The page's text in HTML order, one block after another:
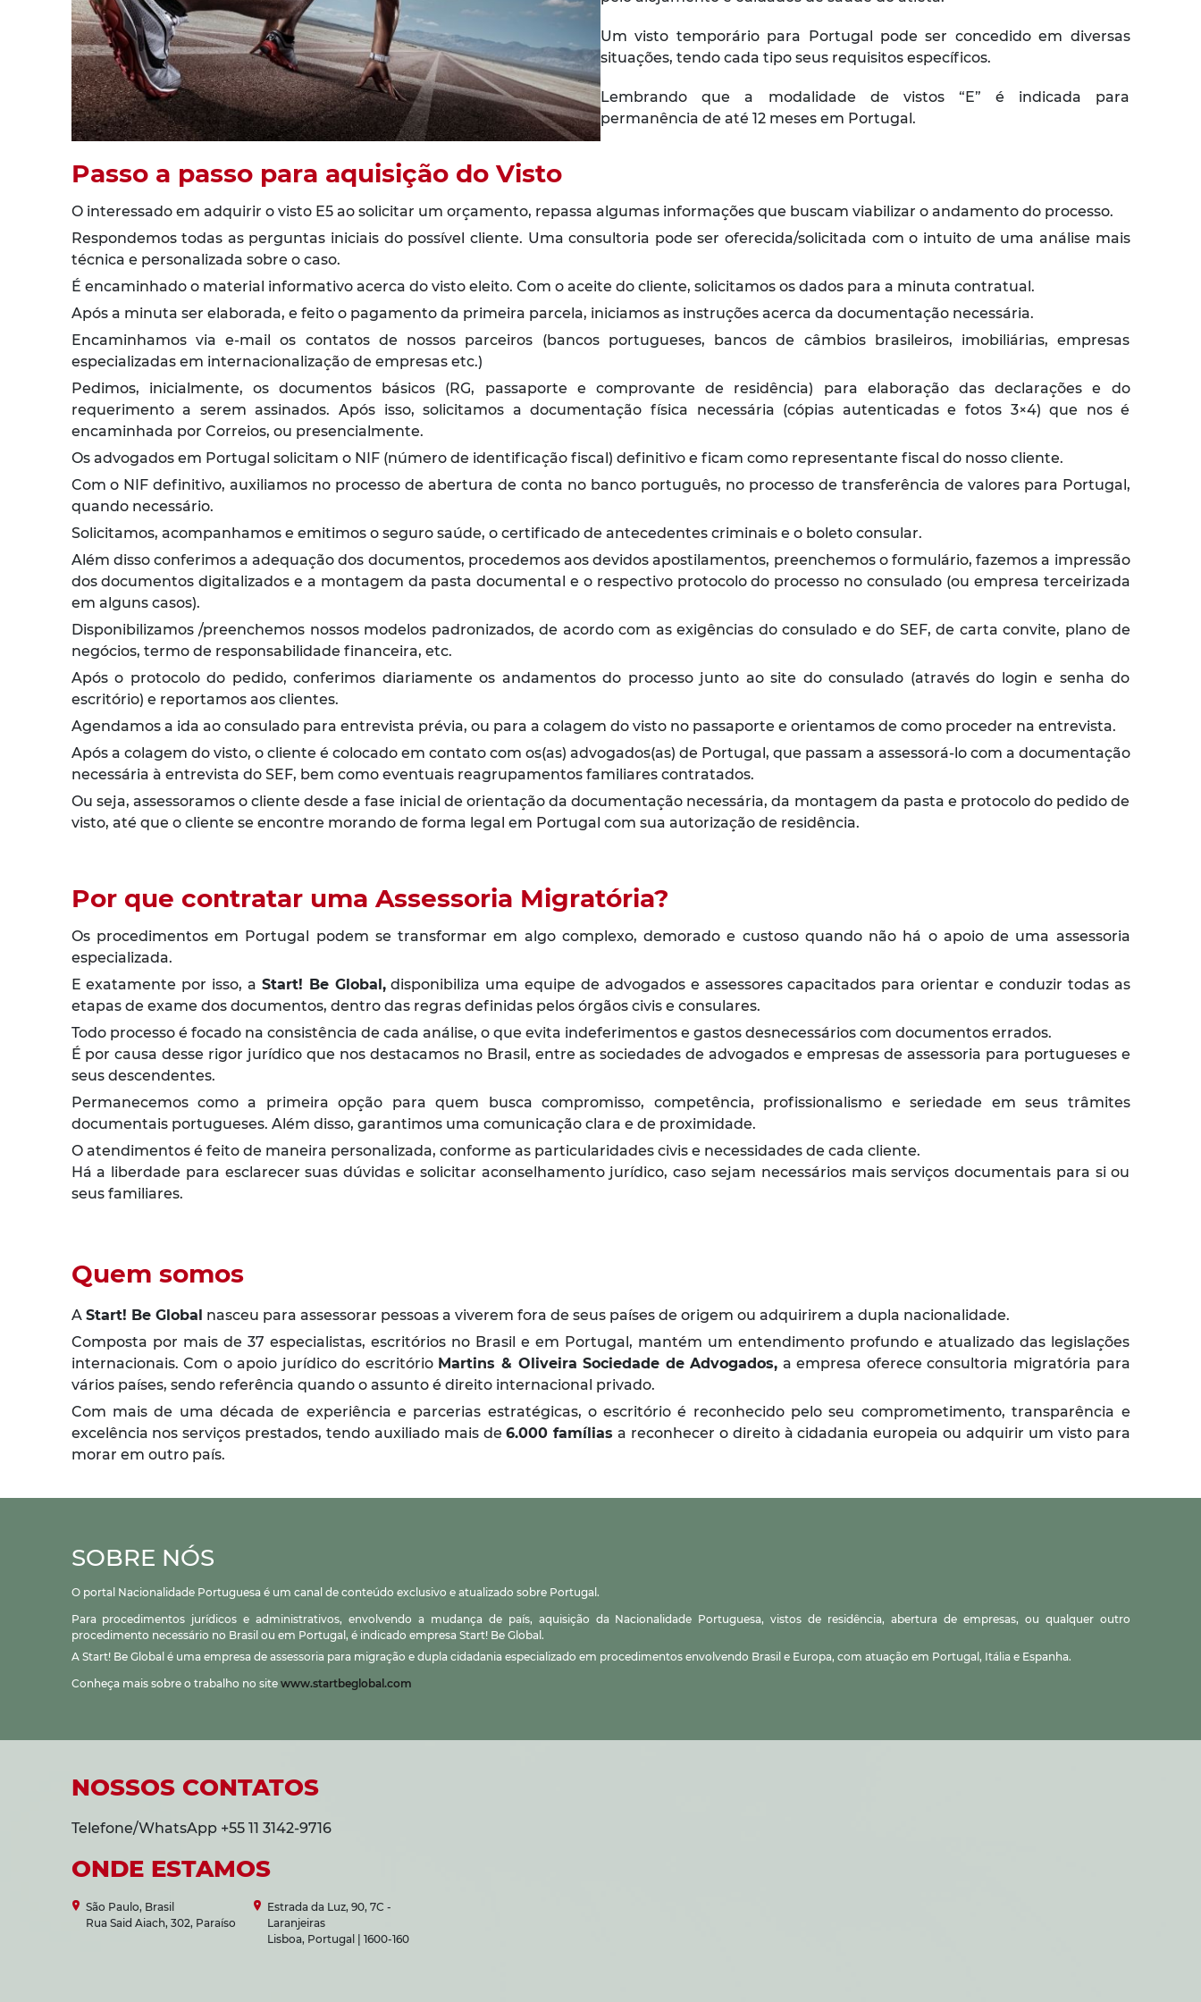
Um visto temporário para Portugal pode ser concedido em diversas
situações, tendo cada tipo seus requisitos específicos.
Lembrando que a modalidade de vistos “E” é indicada para
permanência de até 12 meses em Portugal.
Passo a passo para aquisição do Visto
O interessado em adquirir o visto E5 ao solicitar um orçamento, repassa algumas informações que buscam viabilizar o andamento do processo.
Respondemos todas as perguntas iniciais do possível cliente. Uma consultoria pode ser oferecida/solicitada com o intuito de uma análise mais
técnica e personalizada sobre o caso.
É encaminhado o material informativo acerca do visto eleito. Com o aceite do cliente, solicitamos os dados para a minuta contratual.
Após a minuta ser elaborada, e feito o pagamento da primeira parcela, iniciamos as instruções acerca da documentação necessária.
Encaminhamos via e-mail os contatos de nossos parceiros (bancos portugueses, bancos de câmbios brasileiros, imobiliárias, empresas
especializadas em internacionalização de empresas etc.)
Pedimos, inicialmente, os documentos básicos (RG, passaporte e comprovante de residência) para elaboração das declarações e do
requerimento a serem assinados. Após isso, solicitamos a documentação física necessária (cópias autenticadas e fotos 3×4) que nos é
encaminhada por Correios, ou presencialmente.
Os advogados em Portugal solicitam o NIF (número de identificação fiscal) definitivo e ficam como representante fiscal do nosso cliente.
Com o NIF definitivo, auxiliamos no processo de abertura de conta no banco português, no processo de transferência de valores para Portugal,
quando necessário.
Solicitamos, acompanhamos e emitimos o seguro saúde, o certificado de antecedentes criminais e o boleto consular.
Além disso conferimos a adequação dos documentos, procedemos aos devidos apostilamentos, preenchemos o formulário, fazemos a impressão
dos documentos digitalizados e a montagem da pasta documental e o respectivo protocolo do processo no consulado (ou empresa terceirizada
em alguns casos).
Disponibilizamos /preenchemos nossos modelos padronizados, de acordo com as exigências do consulado e do SEF, de carta convite, plano de
negócios, termo de responsabilidade financeira, etc.
Após o protocolo do pedido, conferimos diariamente os andamentos do processo junto ao site do consulado (através do login e senha do
escritório) e reportamos aos clientes.
Agendamos a ida ao consulado para entrevista prévia, ou para a colagem do visto no passaporte e orientamos de como proceder na entrevista.
Após a colagem do visto, o cliente é colocado em contato com os(as) advogados(as) de Portugal, que passam a assessorá-lo com a documentação
necessária à entrevista do SEF, bem como eventuais reagrupamentos familiares contratados.
Ou seja, assessoramos o cliente desde a fase inicial de orientação da documentação necessária, da montagem da pasta e protocolo do pedido de
visto, até que o cliente se encontre morando de forma legal em Portugal com sua autorização de residência.
Por que contratar uma Assessoria Migratória?
Os procedimentos em Portugal podem se transformar em algo complexo, demorado e custoso quando não há o apoio de uma assessoria
especializada.
E exatamente por isso, a Start! Be Global,disponibiliza uma equipe de advogados e assessores capacitados para orientar e conduzir todas as
etapas de exame dos documentos, dentro das regras definidas pelos órgãos civis e consulares.
Todo processo é focado na consistência de cada análise, o que evita indeferimentos e gastos desnecessários com documentos errados.
É por causa desse rigor jurídico que nos destacamos no Brasil, entre as sociedades de advogados e empresas de assessoria para portugueses e
seus descendentes.
Permanecemos como a primeira opção para quem busca compromisso, competência, profissionalismo e seriedade em seus trâmites
documentais portugueses. Além disso, garantimos uma comunicação clara e de proximidade.
O atendimentos é feito de maneira personalizada, conforme as particularidades civis e necessidades de cada cliente.
Há a liberdade para esclarecer suas dúvidas e solicitar aconselhamento jurídico, caso sejam necessários mais serviços documentais para si ou
seus familiares.
Quem somos
A Start! Be Global nasceu para assessorar pessoas a viverem fora de seus países de origem ou adquirirem a dupla nacionalidade.
Composta por mais de 37 especialistas, escritórios no Brasil e em Portugal, mantém um entendimento profundo e atualizado das legislações
internacionais. Com o apoio jurídico do escritório Martins & Oliveira Sociedade de Advogados, a empresa oferece consultoria migratória para
vários países, sendo referência quando o assunto é direito internacional privado.
Com mais de uma década de experiência e parcerias estratégicas, o escritório é reconhecido pelo seu comprometimento, transparência e
excelência nos serviços prestados, tendo auxiliado mais de6.000 famílias a reconhecer o direito à cidadania europeia ou adquirir um visto para
morar em outro país.
SOBRE NÓS
O portal Nacionalidade Portuguesa é um canal de conteúdo exclusivo e atualizado sobre Portugal.
Para procedimentos jurídicos e administrativos, envolvendo a mudança de país, aquisição da Nacionalidade Portuguesa, vistos de residência, abertura de empresas, ou qualquer outro
procedimento necessário no Brasil ou em Portugal, é indicado empresa Start! Be Global.
A Start! Be Global é uma empresa de assessoria para migração e dupla cidadania especializado em procedimentos envolvendo Brasil e Europa, com atuação em Portugal, Itália e Espanha.
Conheça mais sobre o trabalho no site www.startbeglobal.com
NOSSOS CONTATOS
Telefone/WhatsApp +55 11 3142-9716
ONDE ESTAMOS
São Paulo, Brasil
Rua Said Aiach, 302, Paraíso
Estrada da Luz, 90, 7C -
Laranjeiras
Lisboa, Portugal | 1600-160